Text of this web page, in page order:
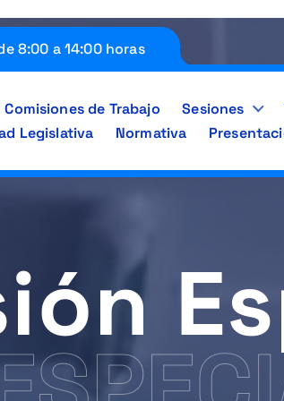
8:00 a 14:00 horas
Comisiones de Trabajo Sesiones
Legislativa
Normativa